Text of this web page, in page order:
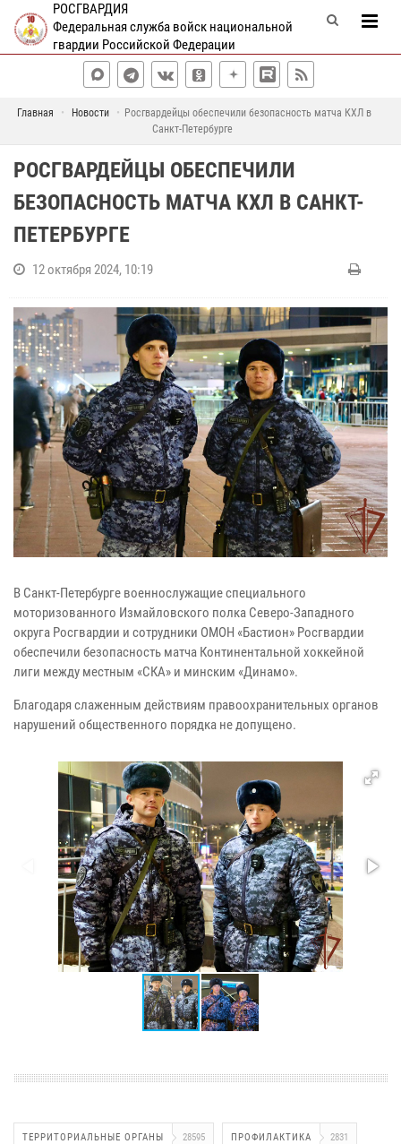
РОСГВАРДИЯ
Федеральная служба войск национальной
гвардии Российской Федерации
Главная Новости
Росгвардейцы обеспечили безопасность матча КХЛ в
Санкт-Петербурге
РОСГВАРДЕЙЦЫ ОБЕСПЕЧИЛИ
БЕЗОПАСНОСТЬ МАТЧА КХЛ В САНКТ-
ПЕТЕРБУРГЕ
12 октября 2024, 10:19
В Санкт-Петербурге военнослужащие специального
моторизованного Измайловского полка Северо-Западного
округа Росгвардии и сотрудники ОМОН «Бастион» Росгвардии
обеспечили безопасность матча Континентальной хоккейной
лиги между местным «СКА» и минским «Динамо».
Благодаря слаженным действиям правоохранительных органов
нарушений общественного порядка не допущено.
ТЕРРИТОРИАЛЬНЫЕ ОРГАНЫ 28595 ПРОФИЛАКТИКА 2831